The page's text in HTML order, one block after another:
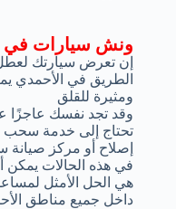
ونش سيارات في
إن تعرض سيارتك لعطل
الطريق في الأحمدي
ومثيرة للقلق
وقد تجد نفسك عاجزًا
تحتاج إلى خدمة سحب
إصلاح أو مركز صيانة
في هذه الحالات
هي الحل الأمثل
داخل جميع مناطق